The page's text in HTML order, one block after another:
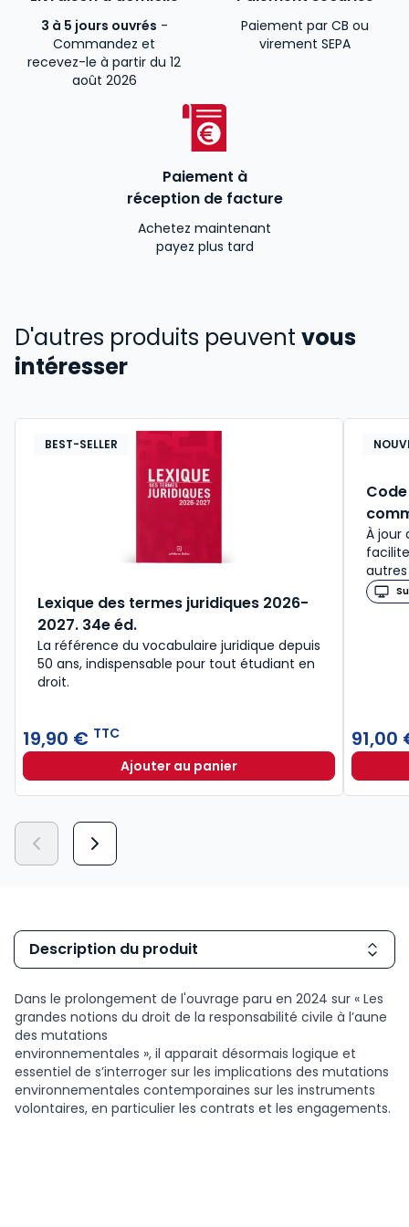
3 à 5 jours ouvrés -
Commandez et
recevez-le à partir du 12
août 2026
Paiement par CB ou
virement SEPA
Paiement à
réception de facture
Achetez maintenant
payez plus tard
D'autres produits peuvent vous
intéresser
BEST-SELLER
Lexique des termes juridiques 2026-
2027. 34e éd.
La référence du vocabulaire juridique depuis
50 ans, indispensable pour tout étudiant en
droit.​
19,90 € TTC
Ajouter au panierLexique des termes juridiques
À jour
Description du produit
Dans le prolongement de l'ouvrage paru en 2024 sur « Les
grandes notions du droit de la responsabilité civile à l’aune
des mutations
environnementales », il apparait désormais logique et
essentiel de s’interroger sur les implications des mutations
environnementales contemporaines sur les instruments
volontaires, en particulier les contrats et les engagements.